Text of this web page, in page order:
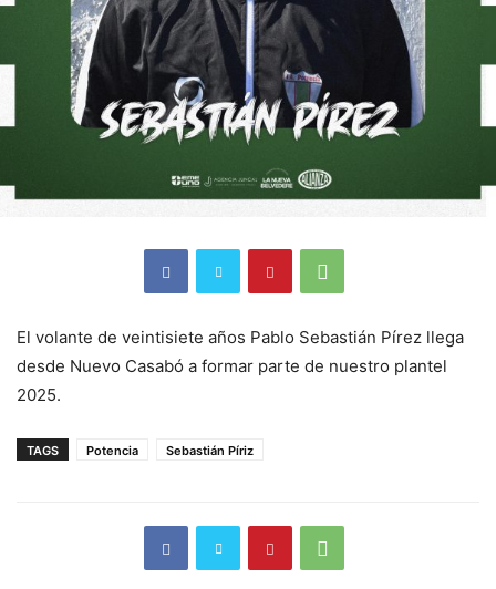
El volante de veintisiete años Pablo Sebastián Pírez llega
desde Nuevo Casabó a formar parte de nuestro plantel
2025.
TAGS Potencia Sebastián Píriz